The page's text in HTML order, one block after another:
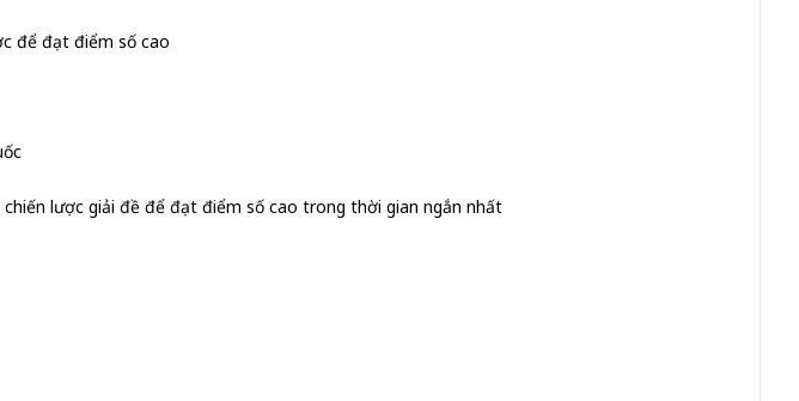
để đạt điểm số cao
chiến lược giải đề để đạt điểm số cao trong thời gian ngắn nhất